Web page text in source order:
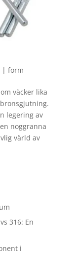
| form
väcker lika
legering av
noggranna
värld av
316: En
i